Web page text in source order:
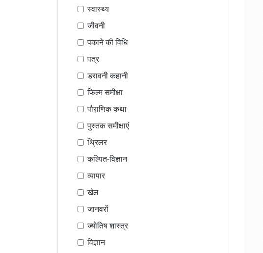
स्वास्थ्य
जीवनी
पकाने की विधि
पत्र
डरावनी कहानी
फिल्म समीक्षा
पौराणिक कथा
पुस्तक समीक्षाएं
थ्रिलर
कल्पित-विज्ञान
व्यापार
खेल
जानवरों
ज्योतिष शास्त्र
विज्ञान